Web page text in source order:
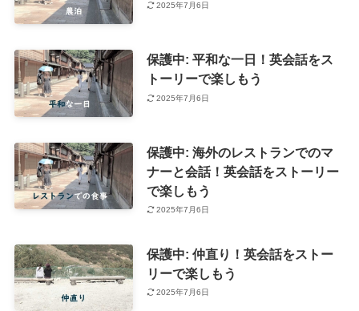
2025年7月6日
保護中: 平和な一日！英会話をス
トーリーで楽しもう
2025年7月6日
保護中: 海外のレストランでのマ
ナーと会話！英会話をストーリー
で楽しもう
2025年7月6日
保護中: 仲直り！英会話をストー
リーで楽しもう
2025年7月6日